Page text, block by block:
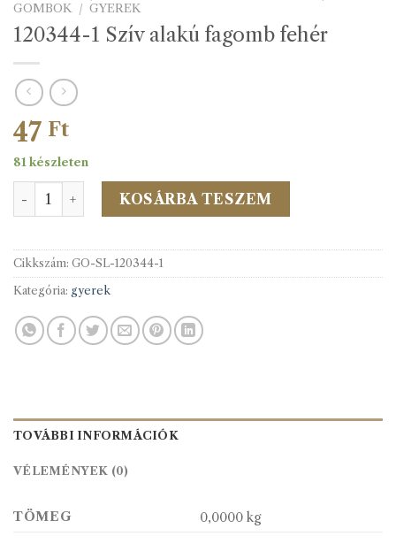
GOMBOK / GYEREK
120344-1 Szív alakú fagomb fehér
47 Ft
81 készleten
120344-1 Szív alakú fagomb fehér mennyiség
KOSÁRBA TESZEM
Cikkszám: GO-SL-120344-1
Kategória: gyerek
TOVÁBBI INFORMÁCIÓK
VÉLEMÉNYEK (0)
TÖMEG 0,0000 kg